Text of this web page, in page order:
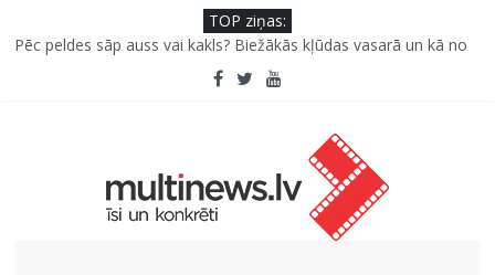
TOP ziņas:
Pēc peldes sāp auss vai kakls? Biežākās kļūdas vasarā un kā no
Kā neuzkāpt uz tiem pašiem grābekļiem: 5 iespējamās kļūdas
Šefpavārs iesaka, kā gudri un izdevīgi izmantot kabačus no
5 svarīgi soļi, lai bērns skolā atgrieztos vesels un gatavs